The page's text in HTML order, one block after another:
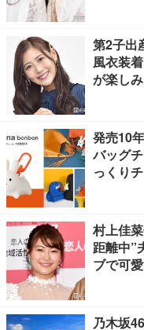
第2子出
風衣装
が楽し
発売10
バッグ
っくり
村上佳
距離中”
ブで可
乃木坂